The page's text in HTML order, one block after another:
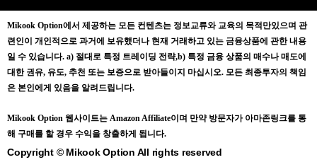
Mikook Option에서 제공하는 모든 컨텐츠는 정보교류와 교육의 목적만있으며 관
련인이 개인적으로 과거에 보유했더나 현재 거래하고 있는 금융상품에 관한 내용
일 수 있습니다. a) 절대로 특정 트레이딩 전략,b) 특정 금융 상품의 매수나 매도에
대한 권유, 유도, 추천 또는 보증으로 받아들이지 마십시오. 모든 최종투자의 책임
은 본인에게 있음을 알려드립니다.
Mikook Option 웹사이트는 Amazon Affiliate이며 만약 방문자가 아마존링크를 통
해 구매를 할 경우 수익을 창출하게 됩니다.
Copyright © Mikook Option All rights reserved